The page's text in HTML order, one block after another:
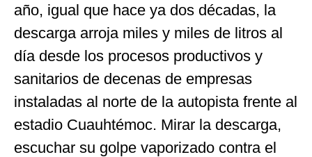
año, igual que hace ya dos décadas, la
descarga arroja miles y miles de litros al
día desde los procesos productivos y
sanitarios de decenas de empresas
instaladas al norte de la autopista frente al
estadio Cuauhtémoc. Mirar la descarga,
escuchar su golpe vaporizado contra el